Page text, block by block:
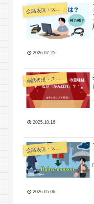
会話表現・スラング・ことわざ
2026.07.25
会話表現・スラング・ことわざ
2025.10.16
会話表現・スラング・ことわざ
2026.05.06